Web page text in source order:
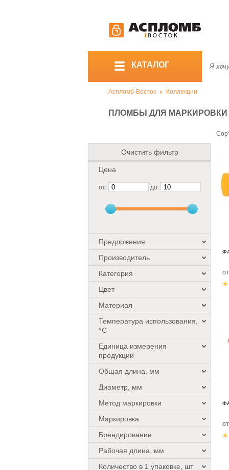
КАТАЛОГ
Аспломб-Восток Коллекции
ПЛОМБЫ ДЛЯ МАРКИРОВКИ
Очистить фильтр
Цена
от: до:
Предложения
Производитель
Категория
Цвет
Материал
Температура использования,
°C
Единица измерения
продукции
Общая длина, мм
Диаметр, мм
Метод маркировки
Маркировка
Брендирование
Рабочая длина, мм
Количество в 1 упаковке, шт
от
от